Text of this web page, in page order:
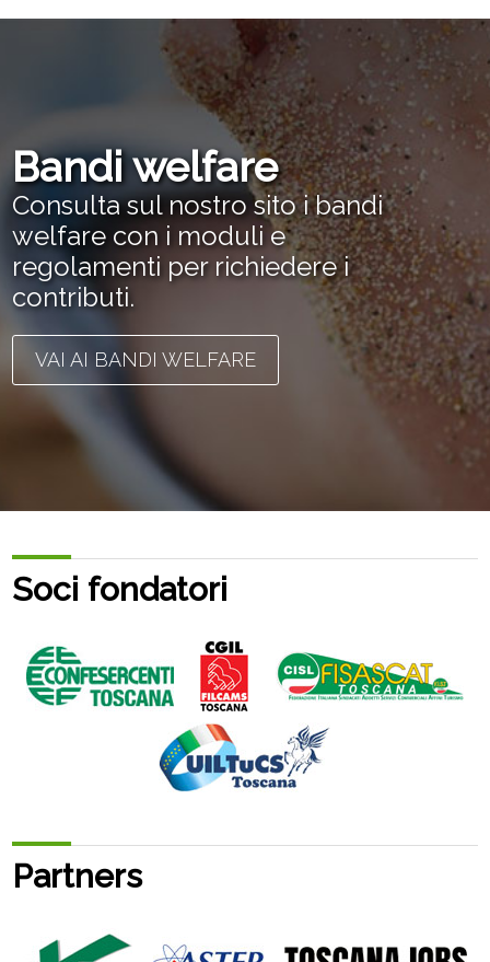
Bandi welfare
Consulta sul nostro sito i bandi
welfare con i moduli e
regolamenti per richiedere i
contributi.
VAI AI BANDI WELFARE
Soci fondatori
Partners